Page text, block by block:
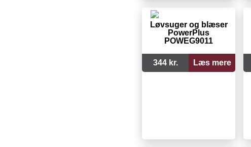
Løvsuger og blæser
PowerPlus
POWEG9011
344 kr. Læs mere